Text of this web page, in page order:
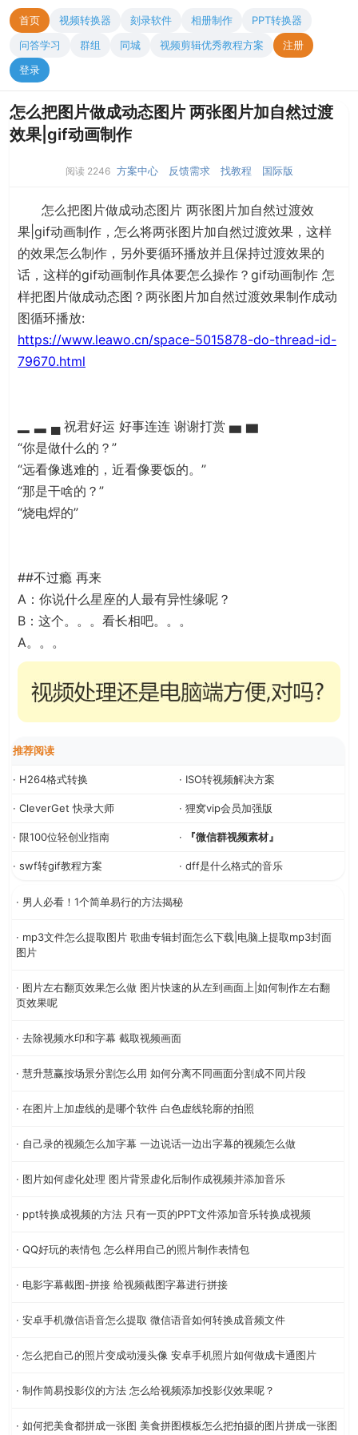
首页 视频转换器 刻录软件 相册制作
PPT转换器
问答学习
群组 同城 视频剪辑优秀教程方案
注册
登录
怎么把图片做成动态图片 两张图片加自然过渡
效果|gif动画制作
阅读 2246 方案中心 反馈需求 找教程 国际版
怎么把图片做成动态图片 两张图片加自然过渡效
果|gif动画制作，怎么将两张图片加自然过渡效果，这样
的效果怎么制作，另外要循环播放并且保持过渡效果的
话，这样的gif动画制作具体要怎么操作？gif动画制作 怎
样把图片做成动态图？两张图片加自然过渡效果制作成动
图循环播放:
https://www.leawo.cn/space-5015878-do-thread-id-
79670.html
▂ ▃ ▄ 祝君好运 好事连连 谢谢打赏 ▅ ▆
“你是做什么的？”
“远看像逃难的，近看像要饭的。”
“那是干啥的？”
“烧电焊的”
##不过瘾 再来
A：你说什么星座的人最有异性缘呢？
B：这个。。。看长相吧。。。
A。。。
推荐阅读
· H264格式转换 · ISO转视频解决方案
· CleverGet 快录大师 · 狸窝vip会员加强版
· 限100位轻创业指南 · 『微信群视频素材』
· swf转gif教程方案 · dff是什么格式的音乐
· 男人必看！1个简单易行的方法揭秘
· mp3文件怎么提取图片 歌曲专辑封面怎么下载|电脑上提取mp3封面
图片
· 图片左右翻页效果怎么做 图片快速的从左到画面上|如何制作左右翻
页效果呢
· 去除视频水印和字幕 截取视频画面
· 慧升慧赢按场景分割怎么用 如何分离不同画面分割成不同片段
· 在图片上加虚线的是哪个软件 白色虚线轮廓的拍照
· 自己录的视频怎么加字幕 一边说话一边出字幕的视频怎么做
· 图片如何虚化处理 图片背景虚化后制作成视频并添加音乐
· ppt转换成视频的方法 只有一页的PPT文件添加音乐转换成视频
· QQ好玩的表情包 怎么样用自己的照片制作表情包
· 电影字幕截图-拼接 给视频截图字幕进行拼接
· 安卓手机微信语音怎么提取 微信语音如何转换成音频文件
· 怎么把自己的照片变成动漫头像 安卓手机照片如何做成卡通图片
· 制作简易投影仪的方法 怎么给视频添加投影仪效果呢？
· 如何把美食都拼成一张图 美食拼图模板怎么把拍摄的图片拼成一张图